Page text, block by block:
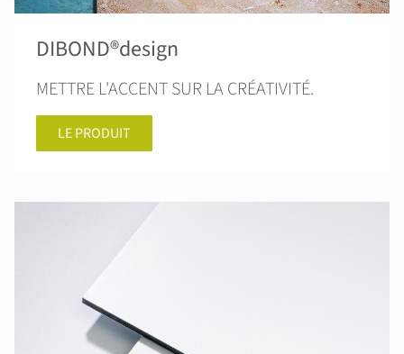
DIBOND®design
METTRE L'ACCENT SUR LA CRÉATIVITÉ.
LE PRODUIT